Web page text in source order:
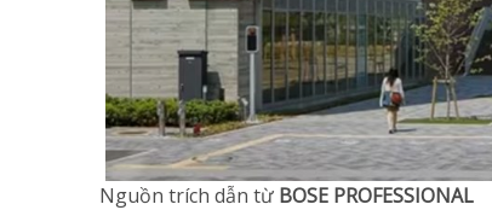
Nguồn trích dẫn từ BOSE PROFESSIONAL